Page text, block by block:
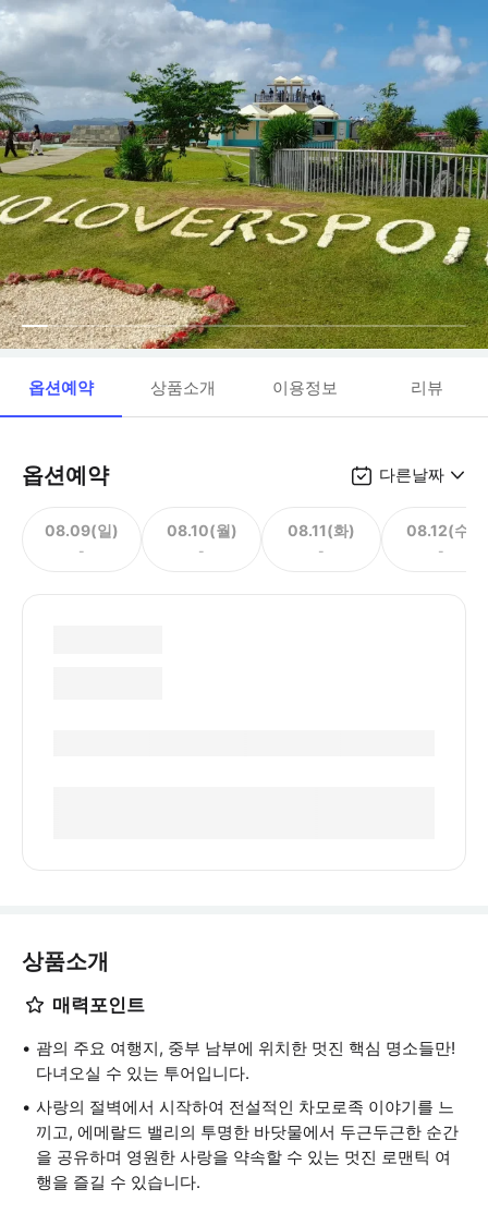
옵션예약 상품소개 이용정보 리뷰
옵션예약 다른날짜
08.09(일)
-
08.10(월)
-
08.11(화)
-
08.12(수)
-
상품소개
매력포인트
괌의 주요 여행지, 중부 남부에 위치한 멋진 핵심 명소들만!
다녀오실 수 있는 투어입니다.
사랑의 절벽에서 시작하여 전설적인 차모로족 이야기를 느
끼고, 에메랄드 밸리의 투명한 바닷물에서 두근두근한 순간
을 공유하며 영원한 사랑을 약속할 수 있는 멋진 로맨틱 여
행을 즐길 수 있습니다.